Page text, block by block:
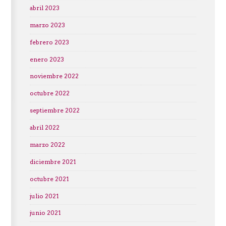
abril 2023
marzo 2023
febrero 2023
enero 2023
noviembre 2022
octubre 2022
septiembre 2022
abril 2022
marzo 2022
diciembre 2021
octubre 2021
julio 2021
junio 2021